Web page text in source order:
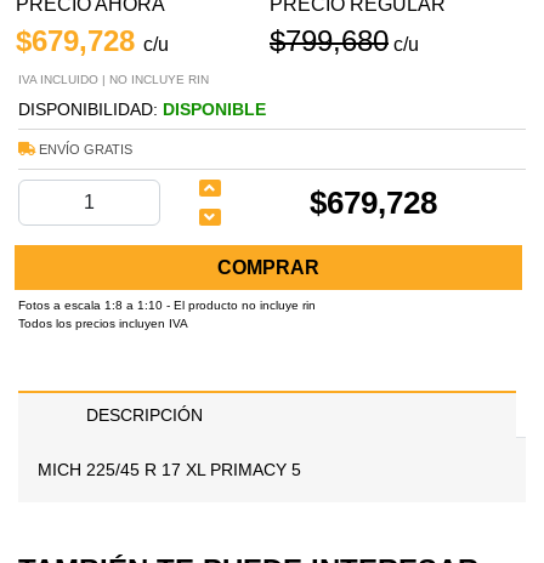
PRECIO AHORA
$679,728 c/u
PRECIO REGULAR
$799,680 c/u
IVA INCLUIDO | NO INCLUYE RIN
DISPONIBILIDAD: DISPONIBLE
ENVÍO GRATIS
$679,728
COMPRAR
Fotos a escala 1:8 a 1:10 - El producto no incluye rin
Todos los precios incluyen IVA
DESCRIPCIÓN
MICH 225/45 R 17 XL PRIMACY 5